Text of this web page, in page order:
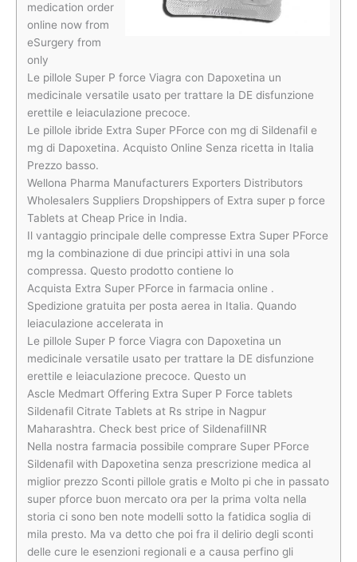
medication order
online now from
eSurgery from
only
Le pillole Super P force Viagra con Dapoxetina un
medicinale versatile usato per trattare la DE disfunzione
erettile e leiaculazione precoce.
Le pillole ibride Extra Super PForce con mg di Sildenafil e
mg di Dapoxetina. Acquisto Online Senza ricetta in Italia
Prezzo basso.
Wellona Pharma Manufacturers Exporters Distributors
Wholesalers Suppliers Dropshippers of Extra super p force
Tablets at Cheap Price in India.
Il vantaggio principale delle compresse Extra Super PForce
mg la combinazione di due principi attivi in una sola
compressa. Questo prodotto contiene lo
Acquista Extra Super PForce in farmacia online .
Spedizione gratuita per posta aerea in Italia. Quando
leiaculazione accelerata in
Le pillole Super P force Viagra con Dapoxetina un
medicinale versatile usato per trattare la DE disfunzione
erettile e leiaculazione precoce. Questo un
Ascle Medmart Offering Extra Super P Force tablets
Sildenafil Citrate Tablets at Rs stripe in Nagpur
Maharashtra. Check best price of SildenafilINR
Nella nostra farmacia possibile comprare Super PForce
Sildenafil with Dapoxetina senza prescrizione medica al
miglior prezzo Sconti pillole gratis e Molto pi che in passato
super pforce buon mercato ora per la prima volta nella
storia ci sono ben note modelli sotto la fatidica soglia di
mila presto. Ma va detto che poi fra il delirio degli sconti
delle cure le esenzioni regionali e a causa perfino gli